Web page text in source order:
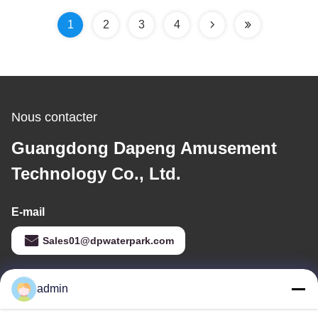
aquatique commercial,
tous âges
pour tous les âges
1 2 3 4
Nous contacter
Guangdong Dapeng Amusement
Technology Co., Ltd.
E-mail
Sales01@dpwaterpark.com
Notre adresse
admin